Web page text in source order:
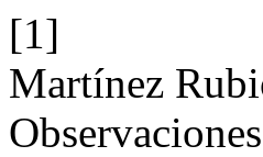
[1]
Martínez